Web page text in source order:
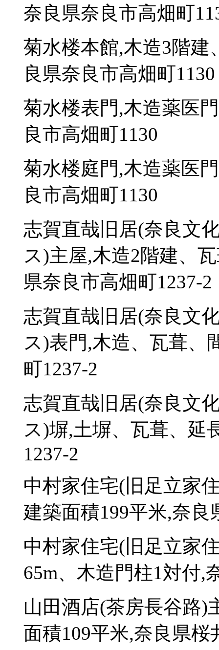
奈良県奈良市高畑町
菊水楼本館,木造3階建
良県奈良市高畑町1130
菊水楼表門,木造薬医
良市高畑町1130
菊水楼庭門,木造薬医
良市高畑町1130
志賀直哉旧居(奈良文
ス)主屋,木造2階建、
県奈良市高畑町1237-2
志賀直哉旧居(奈良文
ス)表門,木造、瓦葺、
町1237-2
志賀直哉旧居(奈良文
ス)塀,土塀、瓦葺、延
1237-2
中村家住宅(旧足立家
建築面積199平米,奈良
中村家住宅(旧足立家
65m、木造門柱1対付,
山田酒店(茶房長谷路)
面積109平米,奈良県桜